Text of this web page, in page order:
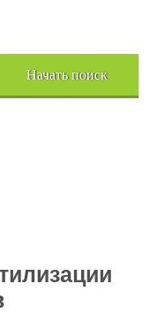
Начать поиск